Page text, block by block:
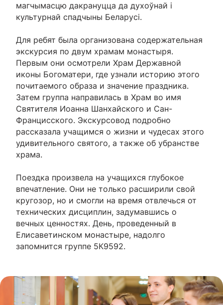
магчымасцю дакрануцца да духоўнай і
культурнай спадчыны Беларусі.
Для ребят была организована содержательная
экскурсия по двум храмам монастыря.
Первым они осмотрели Храм Державной
иконы Богоматери, где узнали историю этого
почитаемого образа и значение праздника.
Затем группа направилась в Храм во имя
Святителя Иоанна Шанхайского и Сан-
Францисского. Экскурсовод подробно
рассказала учащимся о жизни и чудесах этого
удивительного святого, а также об убранстве
храма.
Поездка произвела на учащихся глубокое
впечатление. Они не только расширили свой
кругозор, но и смогли на время отвлечься от
технических дисциплин, задумавшись о
вечных ценностях. День, проведенный в
Елисаветинском монастыре, надолго
запомнится группе 5К9592.